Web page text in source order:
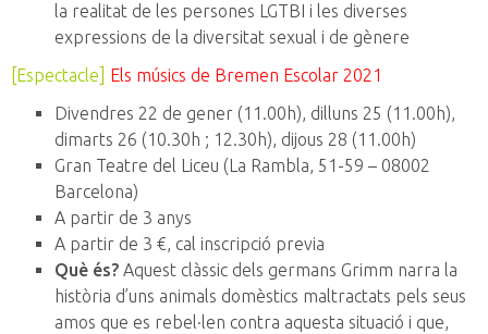
la realitat de les persones LGTBI i les diverses
expressions de la diversitat sexual i de gènere
[Espectacle]
Els músics de Bremen Escolar 2021
Divendres 22 de gener (11.00h), dilluns 25 (11.00h),
dimarts 26 (10.30h ; 12.30h), dijous 28 (11.00h)
Gran Teatre del Liceu (La Rambla, 51-59 – 08002
Barcelona)
A partir de 3 anys
A partir de 3 €, cal inscripció previa
Què és? Aquest clàssic dels germans Grimm narra la
història d’uns animals domèstics maltractats pels seus
amos que es rebel·len contra aquesta situació i que,